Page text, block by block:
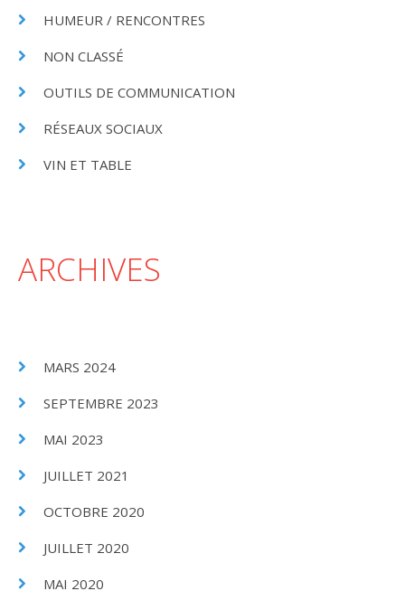
HUMEUR / RENCONTRES
NON CLASSÉ
OUTILS DE COMMUNICATION
RÉSEAUX SOCIAUX
VIN ET TABLE
ARCHIVES
MARS 2024
SEPTEMBRE 2023
MAI 2023
JUILLET 2021
OCTOBRE 2020
JUILLET 2020
MAI 2020